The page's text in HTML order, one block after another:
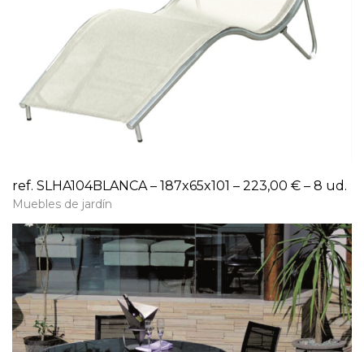
ref. SLHA104BLANCA – 187x65x101 – 223,00 € – 8 ud.
Muebles de jardín